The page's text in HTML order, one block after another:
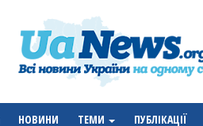
НОВИНИ ТЕМИ ПУБЛІКАЦІЇ